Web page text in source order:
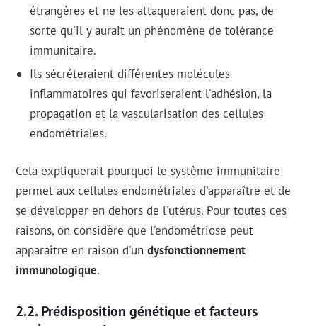
étrangères et ne les attaqueraient donc pas, de
sorte qu'il y aurait un phénomène de tolérance
immunitaire.
Ils sécréteraient différentes molécules
inflammatoires qui favoriseraient l'adhésion, la
propagation et la vascularisation des cellules
endométriales.
Cela expliquerait pourquoi le système immunitaire
permet aux cellules endométriales d'apparaître et de
se développer en dehors de l'utérus. Pour toutes ces
raisons, on considère que l'endométriose peut
apparaître en raison d'undysfonctionnement
immunologique.
Prédisposition génétique et facteurs